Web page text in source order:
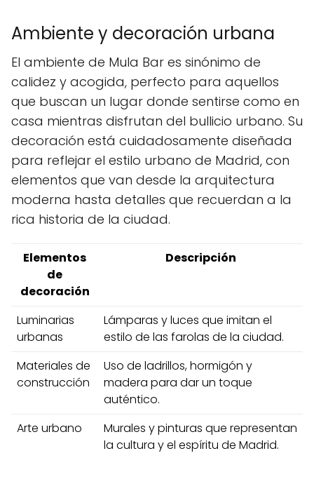
Ambiente y decoración urbana
El ambiente de Mula Bar es sinónimo de
calidez y acogida, perfecto para aquellos
que buscan un lugar donde sentirse como en
casa mientras disfrutan del bullicio urbano. Su
decoración está cuidadosamente diseñada
para reflejar el estilo urbano de Madrid, con
elementos que van desde la arquitectura
moderna hasta detalles que recuerdan a la
rica historia de la ciudad.
Elementos
de
decoración
Descripción
Luminarias
urbanas
Lámparas y luces que imitan el
estilo de las farolas de la ciudad.
Materiales de
construcción
Uso de ladrillos, hormigón y
madera para dar un toque
auténtico.
Arte urbano
Murales y pinturas que representan
la cultura y el espíritu de Madrid.